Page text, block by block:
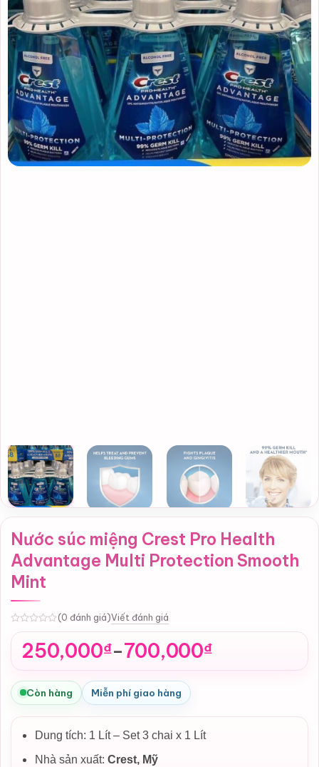
Nước súc miệng Crest Pro Health
Advantage Multi Protection Smooth
Mint
(0 đánh giá)Viết đánh giá
250,000₫–700,000₫
Khoảng
giá:
từ
250,000₫
đến
700,000₫
Còn hàng Miễn phí giao hàng
Dung tích: 1 Lít – Set 3 chai x 1 Lít
Nhà sản xuất: Crest, Mỹ